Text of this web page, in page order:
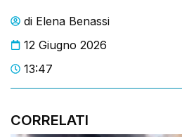
di Elena Benassi
12 Giugno 2026
13:47
CORRELATI